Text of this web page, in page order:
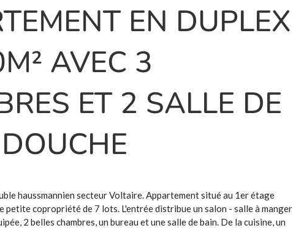
EN DUPLEX
AVEC 3
ET 2 SALLE DE
haussmannien secteur Voltaire. Appartement situé au 1er étage
petite copropriété de 7 lots. L'entrée distribue un salon - salle à manger
2 belles chambres, un bureau et une salle de bain. De la cuisine, un